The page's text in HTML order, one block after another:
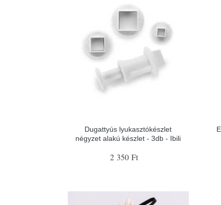
Dugattyús lyukasztókészlet
négyzet alakú készlet - 3db - Ibili
2 350 Ft